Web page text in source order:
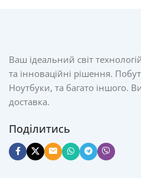
Ваш ідеальний світ
та інноваційні рішення.
Ноутбуки, та багато іншого.
доставка.
Поділитись